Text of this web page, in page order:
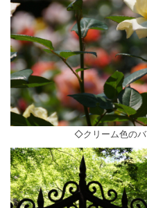
◇クリーム色のバ